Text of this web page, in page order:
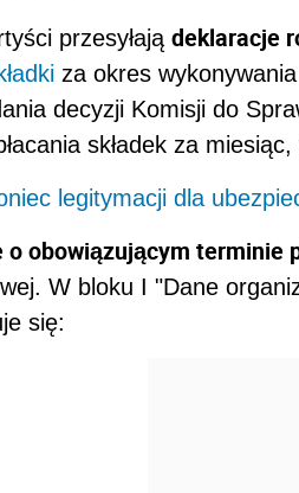
przesyłają deklaracje
za okres
decyzji Komisji do
składek za
legitymacji dla
obowiązującym terminie
W bloku I "Dane
się: